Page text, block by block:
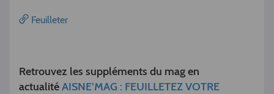
Feuilleter
Retrouvez les suppléments du mag en
actualitéAISNE’MAG : FEUILLETEZ VOTRE